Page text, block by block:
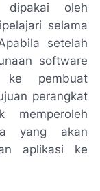
oleh
selama
setelah
software
ke pembuat
perangkat
memperoleh
yang akan
aplikasi ke